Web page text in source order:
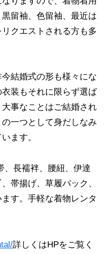
留袖、色留袖、最近は
クエストされる方も多
結婚式の形も様々にな
装もそれに限らず選ば
事なことはご結婚され
一つとして身だしなみ
ます。
、長襦袢、腰紐、伊達
帯揚げ、草履バック、
す。手軽な着物レンタ
詳しくはHPをご覧く